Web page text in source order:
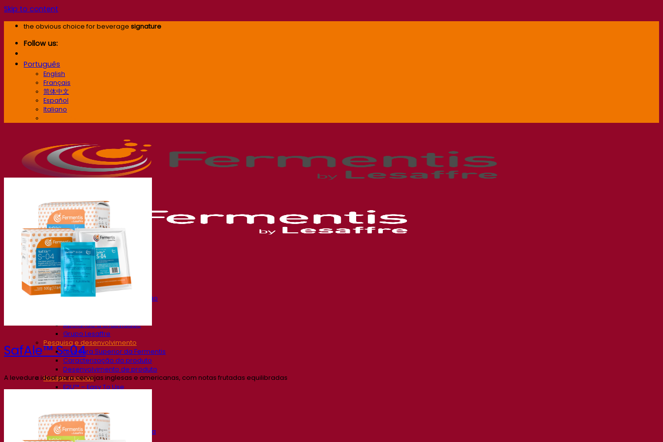
Skip to content
the obvious choice for beverage signature
Follow us:
Português
English
Français
简体中文
Español
Italiano
Nossa empresa
Sobre nós
Especialista em fermentação
Apoiando a criatividade
Grupo Lesaffre
Pesquisa e desenvolvimento
Levedura Superior da Fermentis
Caracterização do produto
Desenvolvimento de produto
Nossas marcas
E2U™ – Easy To Use
Fermentis Academy™
Outros serviços
Fabricação sob encomenda
SafAle™ S-04
A levedura ideal para cervejas inglesas e americanas, com notas frutadas equilibradas